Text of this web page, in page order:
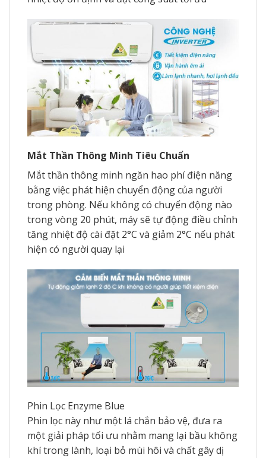
Mắt Thần Thông Minh Tiêu Chuẩn
Mắt thần thông minh ngăn hao phí điện năng
bằng việc phát hiện chuyển động của người
trong phòng. Nếu không có chuyển động nào
trong vòng 20 phút, máy sẽ tự động điều chỉnh
tăng nhiệt độ cài đặt 2°C và giảm 2°C nếu phát
hiện có người quay lại
Phin Lọc Enzyme Blue
Phin lọc này như một lá chắn bảo vệ, đưa ra
một giải pháp tối ưu nhằm mang lại bầu không
khí trong lành, loại bỏ mùi hôi và chất gây dị